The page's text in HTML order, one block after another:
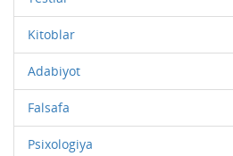
Kitoblar
Adabiyot
Falsafa
Psixologiya